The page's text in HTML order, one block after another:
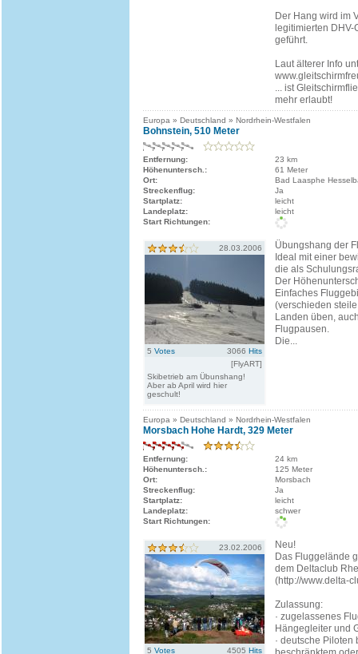
Der Hang wird im
legitimierten
geführt.
Laut älterer Info
... ist
mehr erlaubt!
Europa » Deutschland » Nordrhein-Westfalen
Bohnstein, 510 Meter
Entfernung:
23 km
Höhenuntersch.:
61 Meter
Ort:
Bad Laasphe
Streckenflug:
Ja
Startplatz:
leicht
Landeplatz:
leicht
Start Richtungen:
28.03.2006
5 Votes 3066 Hits
[FlyART]
Skibetrieb am Übunshang!
Aber ab April wird hier
geschult!
Übungshang der
Ideal mit einer
die als
Der
Einfaches
(verschieden
Landen üben,
Flugpausen.
Die...
Europa » Deutschland » Nordrhein-Westfalen
Morsbach Hohe Hardt, 329 Meter
Entfernung:
24 km
Höhenuntersch.:
125 Meter
Ort:
Morsbach
Streckenflug:
Ja
Startplatz:
leicht
Landeplatz:
schwer
Start Richtungen:
23.02.2006
5 Votes 4505 Hits
Neu!
Das Fluggelände
dem Deltaclub
(http://www.delta-
Zulassung:
· zugelassenes
Hängegleiter und
· deutsche